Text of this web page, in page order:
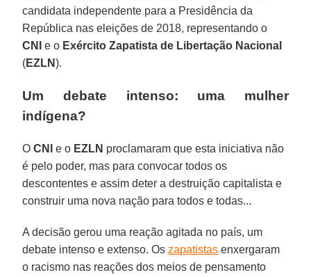
candidata independente para a Presidência da
República nas eleições de 2018, representando o
CNI
e o Exército Zapatista de Libertação Nacional
(EZLN).
Um debate intenso: uma mulher
indígena?
OCNI e o EZLN proclamaram que esta iniciativa não
é pelo poder, mas para convocar todos os
descontentes e assim deter a destruição capitalista e
construir uma nova nação para todos e todas...
A decisão gerou uma reação agitada no país, um
debate intenso e extenso. Oszapatistas enxergaram
o racismo nas reações dos meios de pensamento